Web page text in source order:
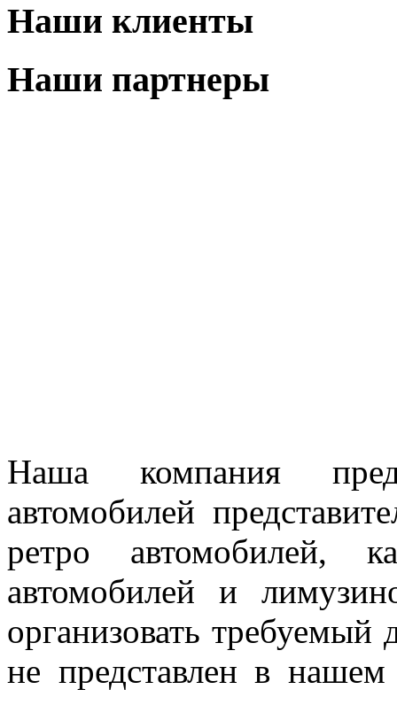
Наши клиенты
Наши партнеры
Наша компания
автомобилей
ретро автомобилей,
автомобилей и
организовать требуемый
не представлен в